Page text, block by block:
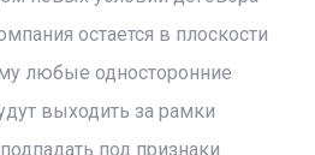
остается в плоскости
любые односторонние
выходить за рамки
под признаки